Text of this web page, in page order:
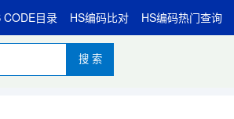
CODE目录 HS编码比对 HS编码热门查询
搜 索